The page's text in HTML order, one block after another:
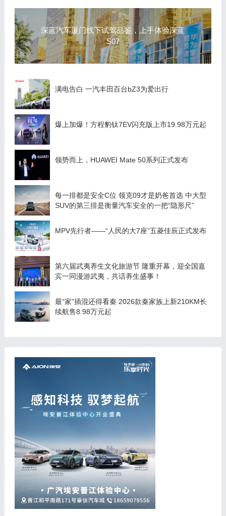
深蓝汽车厦门线下试驾品鉴，上手体验深蓝
S07
满电告白 一汽丰田百台bZ3为爱出行
爆上加爆！方程豹钛7EV闪充版上市19.98万元起
领势而上，HUAWEI Mate 50系列正式发布
每一排都是安全C位 领克09才是奶爸首选 中大型
SUV的第三排是衡量汽车安全的一把“隐形尺”
MPV先行者——“人民的大7座”五菱佳辰正式发布
第六届武夷养生文化旅游节 隆重开幕，迎全国嘉
宾一同漫游武夷，共话养生盛事！
最“家”插混还得看秦 2026款秦家族上新210KM长
续航售8.98万元起